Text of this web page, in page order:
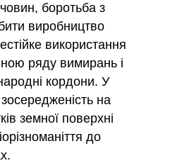
боротьба з
виробництво
використання
ряду вимирань і
кордони. У
на
земної поверхні
до